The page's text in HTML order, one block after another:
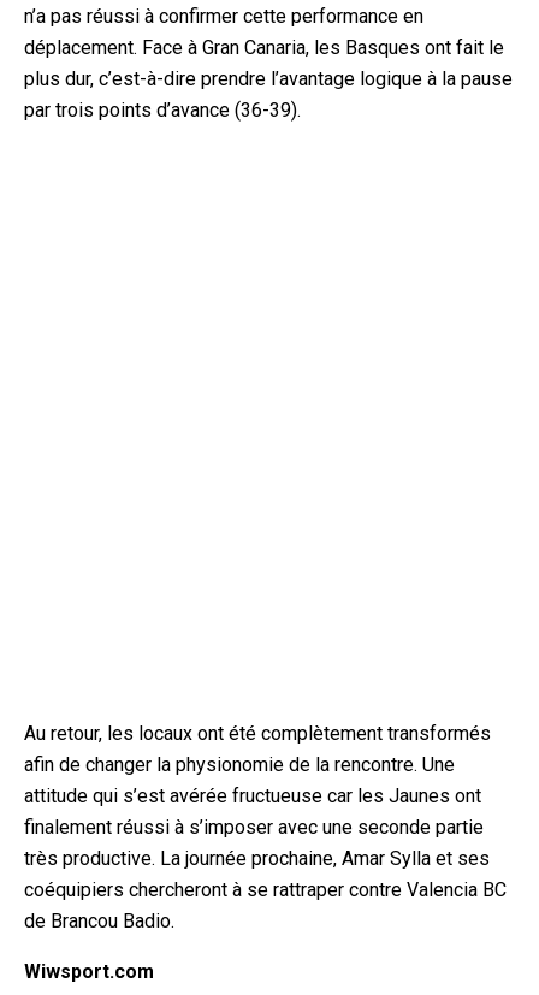
n’a pas réussi à confirmer cette performance en
déplacement. Face à Gran Canaria, les Basques ont fait le
plus dur, c’est-à-dire prendre l’avantage logique à la pause
par trois points d’avance (36-39).
Au retour, les locaux ont été complètement transformés
afin de changer la physionomie de la rencontre. Une
attitude qui s’est avérée fructueuse car les Jaunes ont
finalement réussi à s’imposer avec une seconde partie
très productive. La journée prochaine, Amar Sylla et ses
coéquipiers chercheront à se rattraper contre Valencia BC
de Brancou Badio.
Wiwsport.com